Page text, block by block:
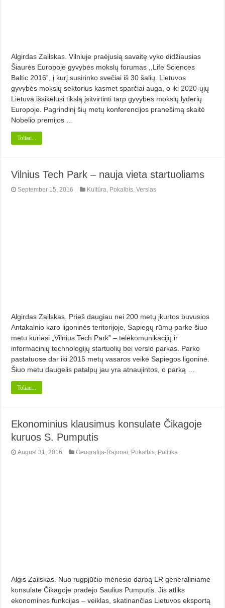
Algirdas Zailskas. Vilniuje praėjusią savaitę vyko didžiausias
Šiaurės Europoje gyvybės mokslų forumas ,,Life Sciences
Baltic 2016”, į kurį susirinko svečiai iš 30 šalių. Lietuvos
gyvybės mokslų sektorius kasmet sparčiai auga, o iki 2020-ųjų
Lietuva išsikėlusi tikslą įsitvirtinti tarp gyvybės mokslų lyderių
Europoje. Pagrindinį šių metų konferencijos pranešimą skaitė
Nobelio premijos …
Toliau...
Vilnius Tech Park – nauja vieta startuoliams
September 15, 2016 Kultūra, Pokalbis,Verslas
Algirdas Zailskas. Prieš daugiau nei 200 metų įkurtos buvusios
Antakalnio karo ligoninės teritorijoje, Sapiegų rūmų parke šiuo
metu kuriasi „Vilnius Tech Park” – telekomunikacijų ir
informacinių technologijų startuolių bei verslo parkas. Parko
pastatuose dar iki 2015 metų vasaros veikė Sapiegos ligoninė.
Šiuo metu daugelis patalpų jau yra atnaujintos, o parką …
Toliau...
Ekonominius klausimus konsulate Čikagoje
kuruos S. Pumputis
August 31, 2016 Geografija-Rajonai, Pokalbis, Politika
Algis Zailskas. Nuo rugpjūčio mėnesio darbą LR generaliniame
konsulate Čikagoje pradėjo Saulius Pumputis. Jis atliks
ekonomines funkcijas – veiklas, skatinančias Lietuvos eksportą